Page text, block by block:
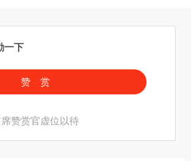
一下
赞 赏
赞赏官虚位以待